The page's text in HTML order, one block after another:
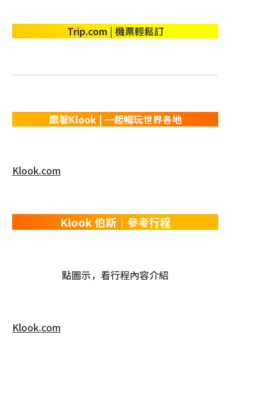
Trip.com | 機票輕鬆訂
跟著Klook | 一起暢玩世界各地
Klook.com
Klook 伯斯｜參考行程
點圖示，看行程內容介紹
Klook.com